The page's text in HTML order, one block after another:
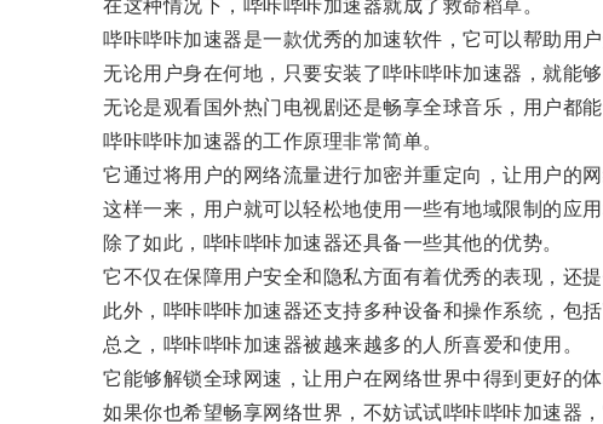
在这种情况下，哔咔哔咔加速器就成了救命稻草。
哔咔哔咔加速器是一款优秀的加速软件，它可以帮助用户
无论用户身在何地，只要安装了哔咔哔咔加速器，就能够
无论是观看国外热门电视剧还是畅享全球音乐，用户都能
哔咔哔咔加速器的工作原理非常简单。
它通过将用户的网络流量进行加密并重定向，让用户的网
这样一来，用户就可以轻松地使用一些有地域限制的应用
除了如此，哔咔哔咔加速器还具备一些其他的优势。
它不仅在保障用户安全和隐私方面有着优秀的表现，还提
此外，哔咔哔咔加速器还支持多种设备和操作系统，包括
总之，哔咔哔咔加速器被越来越多的人所喜爱和使用。
它能够解锁全球网速，让用户在网络世界中得到更好的体
如果你也希望畅享网络世界，不妨试试哔咔哔咔加速器，